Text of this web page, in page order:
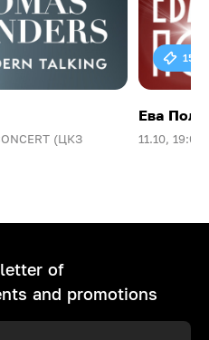
(ЦКЗ
15
Ева
11.10, 19:00
of
and promotions